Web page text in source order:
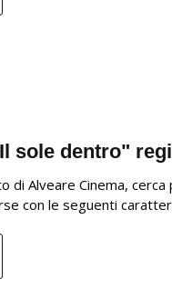
sole dentro"
di Alveare Cinema,
con le seguenti